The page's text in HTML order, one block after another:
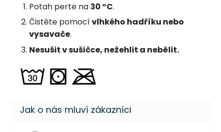
Potah perte na 30 °C.
Čistěte pomocívlhkého hadříku nebo
vysavače.
Nesušit v sušičce, nežehlit a nebělit.